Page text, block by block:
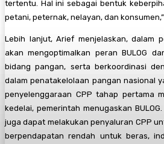
tertentu. Hal ini sebagai bentuk
petani, peternak, nelayan, dan
Lebih lanjut, Arief menjelaskan, dalam
akan mengoptimalkan peran BULOG
bidang pangan, serta berkoordinasi
dalam penatakelolaan pangan nasional
penyelenggaraan CPP tahap pertama
kedelai, pemerintah menugaskan
juga dapat melakukan penyaluran CPP
berpendapatan rendah untuk beras,